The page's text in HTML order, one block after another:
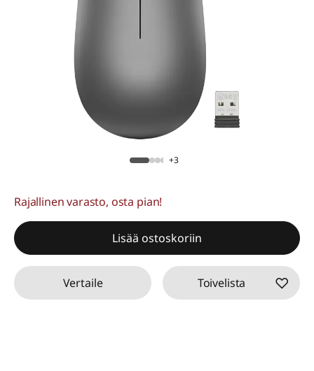
+3
Rajallinen varasto, osta pian!
Lisää ostoskoriin
Vertaile Toivelista